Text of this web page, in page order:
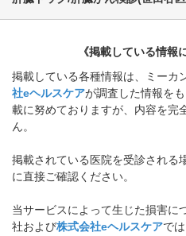
《掲載している情報
掲載している各種情報は、ミーカ
社eヘルスケアが調査した情報を
載に努めておりますが、内容を完
ん。
掲載されている医院を受診される
に直接ご確認ください。
当サービスによって生じた損害に
社および株式会社eヘルスケアで